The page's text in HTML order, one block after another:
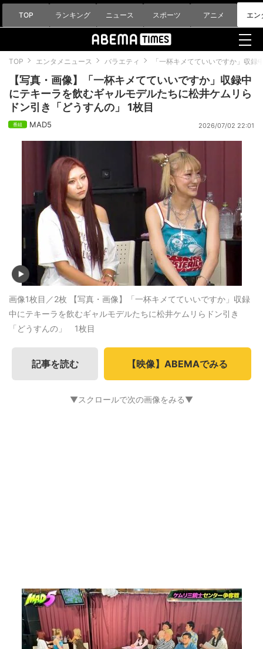
TOP ランキング ニュース スポーツ アニメ エン
TOP エンタメニュース バラエティ 「一杯キメてていいですか」収
【写真・画像】「一杯キメてていいですか」収録中
にテキーラを飲むギャルモデルたちに松井ケムリら
ドン引き「どうすんの」 1枚目
MAD5 2026/07/02 22:01
画像1枚目／2枚 【写真・画像】「一杯キメてていいですか」収録
中にテキーラを飲むギャルモデルたちに松井ケムリらドン引き
「どうすんの」 1枚目
記事を読む 【映像】ABEMAでみる
▼スクロールで次の画像をみる▼